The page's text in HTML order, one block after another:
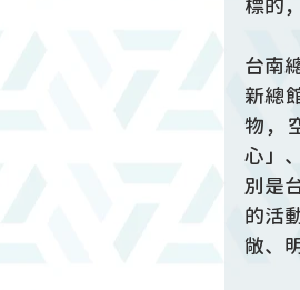
標的
台南
新總
物，
心」
別是
的活
敞、